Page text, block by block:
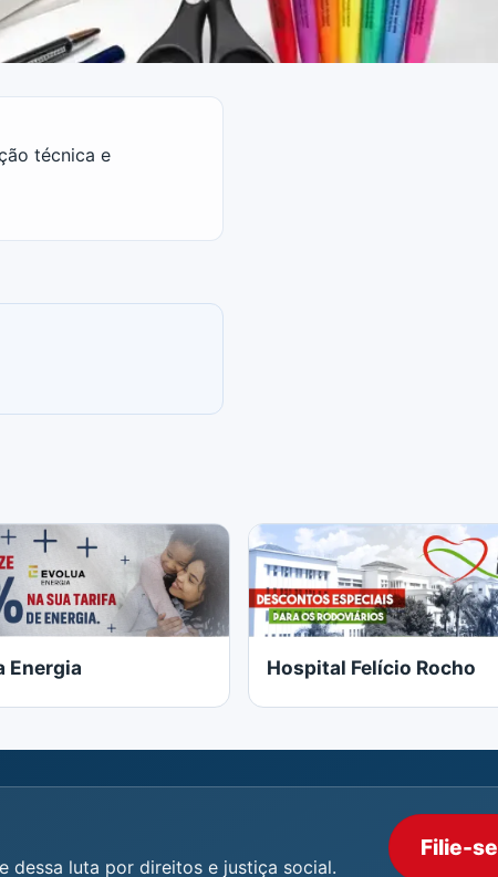
técnica e
Energia Hospital Felício Rocho
dessa luta por direitos e justiça social.
Filie-se